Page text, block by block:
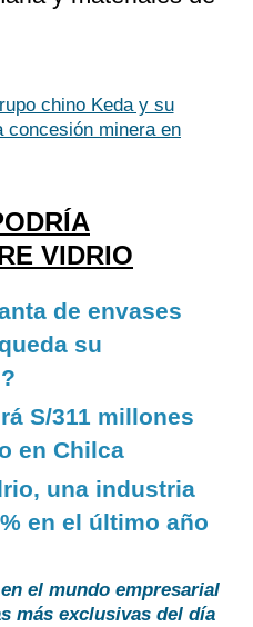
chino Keda y su
concesión minera en
VIDRIO
de envases
su
S/311 millones
en Chilca
una industria
en el último año
el mundo empresarial
más exclusivas del día